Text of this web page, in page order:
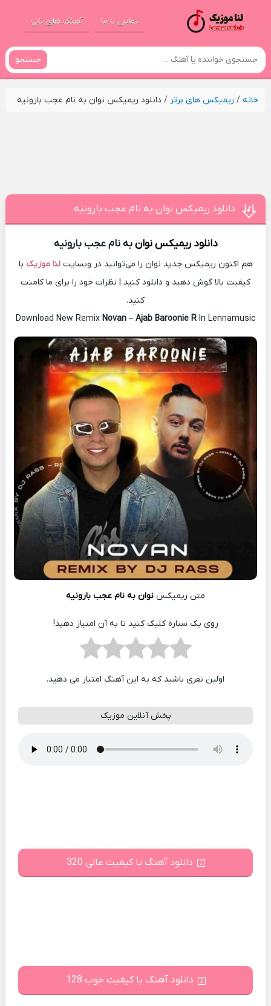
تماس با ما آهنگ های تاپ
جستجو
خانه/ ریمیکس های برتر / دانلود ریمیکس نوان به نام عجب بارونیه
دانلود ریمیکس نوان به نام عجب بارونیه
دانلود ریمیکس نوانبه نام عجب بارونیه
هم اکنون ریمیکس جدید نوان را می‌توانید در وبسایتلنا موزیک با
کیفیت بالا گوش دهید و دانلود کنید | نظرات خود را برای ما کامنت
کنید.
Download New Remix Novan – Ajab Baroonie R In Lennamusic
متن ریمیکس نوان به نام عجب بارونیه
روی یک ستاره کلیک کنید تا به آن امتیاز دهید!
اولین نفری باشید که به این آهنگ امتیاز می دهید.
پخش آنلاین موزیک
دانلود آهنگ با کیفیت عالی 320
دانلود آهنگ با کیفیت خوب 128